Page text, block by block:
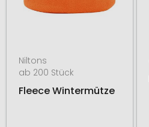
Niltons
ab 200 Stück
Fleece Wintermütze